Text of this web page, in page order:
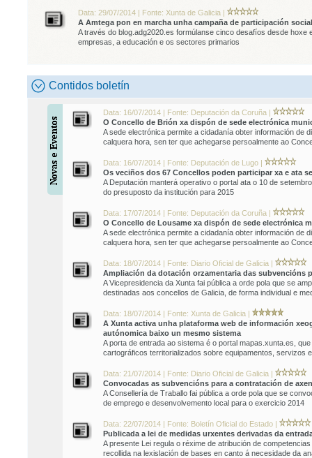
Data: 29/07/2014 | Fonte: Xunta de Galicia |
A Amtega pon en marcha unha campaña de participación
A través do blog.adg2020.es formúlanse cinco desafíos desde
empresas, a educación e os sectores primarios
Contidos boletín
Data: 16/07/2014 | Fonte: Deputación da Coruña |
O Concello de Brión xa dispón de sede electrónica
A sede electrónica permite a cidadanía obter información
calquera hora, sen ter que achegarse persoalmente ao
Data: 16/07/2014 | Fonte: Deputación de Lugo |
Os veciños dos 67 Concellos poden participar xa e ata
A Deputación manterá operativo o portal ata o 10 de
do presuposto da institución para 2015
Data: 17/07/2014 | Fonte: Deputación da Coruña |
O Concello de Lousame xa dispón de sede electrónica
A sede electrónica permite a cidadanía obter información
calquera hora, sen ter que achegarse persoalmente ao
Data: 18/07/2014 | Fonte: Diario Oficial de Galicia |
Ampliación da dotación orzamentaria das subvencións
A Vicepresidencia da Xunta fai pública a orde pola que se
destinadas aos concellos de Galicia, de forma individual e
Data: 18/07/2014 | Fonte: Xunta de Galicia |
A Xunta activa unha plataforma web de información
autónomica baixo un mesmo sistema
A porta de entrada ao sistema é o portal mapas.xunta.es,
cartográficos territorializados sobre equipamentos, servizos
Data: 21/07/2014 | Fonte: Diario Oficial de Galicia |
Convocadas as subvencións para a contratación de
A Consellería de Traballo fai pública a orde pola que se
de emprego e desenvolvemento local para o exercicio 2014
Data: 22/07/2014 | Fonte: Boletín Oficial do Estado |
Publicada a lei de medidas urxentes derivadas da
A presente Lei regula o réxime de atribución de
recollida na lexislación de bases en canto á necesidade da